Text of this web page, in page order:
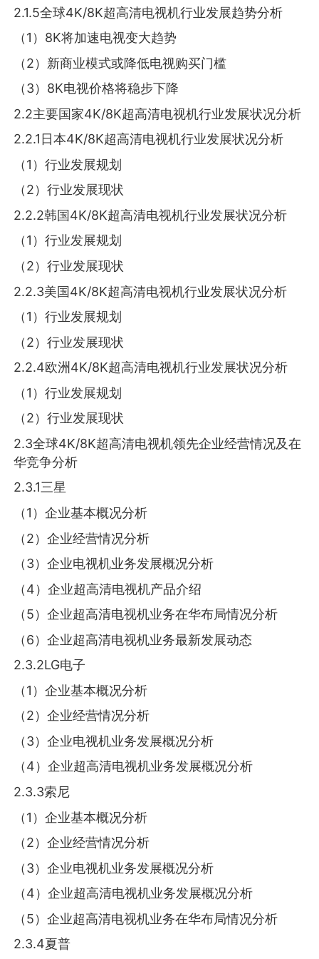
2.1.5全球4K/8K超高清电视机行业发展趋势分析
（1）8K将加速电视变大趋势
（2）新商业模式或降低电视购买门槛
（3）8K电视价格将稳步下降
2.2主要国家4K/8K超高清电视机行业发展状况分析
2.2.1日本4K/8K超高清电视机行业发展状况分析
（1）行业发展规划
（2）行业发展现状
2.2.2韩国4K/8K超高清电视机行业发展状况分析
（1）行业发展规划
（2）行业发展现状
2.2.3美国4K/8K超高清电视机行业发展状况分析
（1）行业发展规划
（2）行业发展现状
2.2.4欧洲4K/8K超高清电视机行业发展状况分析
（1）行业发展规划
（2）行业发展现状
2.3全球4K/8K超高清电视机领先企业经营情况及在
华竞争分析
2.3.1三星
（1）企业基本概况分析
（2）企业经营情况分析
（3）企业电视机业务发展概况分析
（4）企业超高清电视机产品介绍
（5）企业超高清电视机业务在华布局情况分析
（6）企业超高清电视机业务最新发展动态
2.3.2LG电子
（1）企业基本概况分析
（2）企业经营情况分析
（3）企业电视机业务发展概况分析
（4）企业超高清电视机业务发展概况分析
2.3.3索尼
（1）企业基本概况分析
（2）企业经营情况分析
（3）企业电视机业务发展概况分析
（4）企业超高清电视机业务发展概况分析
（5）企业超高清电视机业务在华布局情况分析
2.3.4夏普